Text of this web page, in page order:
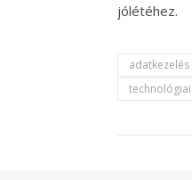
jólétéhez.
adatkezelés